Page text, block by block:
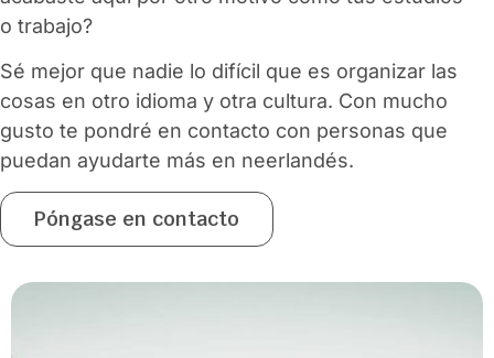
o trabajo?
Sé mejor que nadie lo difícil que es organizar las
cosas en otro idioma y otra cultura. Con mucho
gusto te pondré en contacto con personas que
puedan ayudarte más en neerlandés.
Póngase en contacto